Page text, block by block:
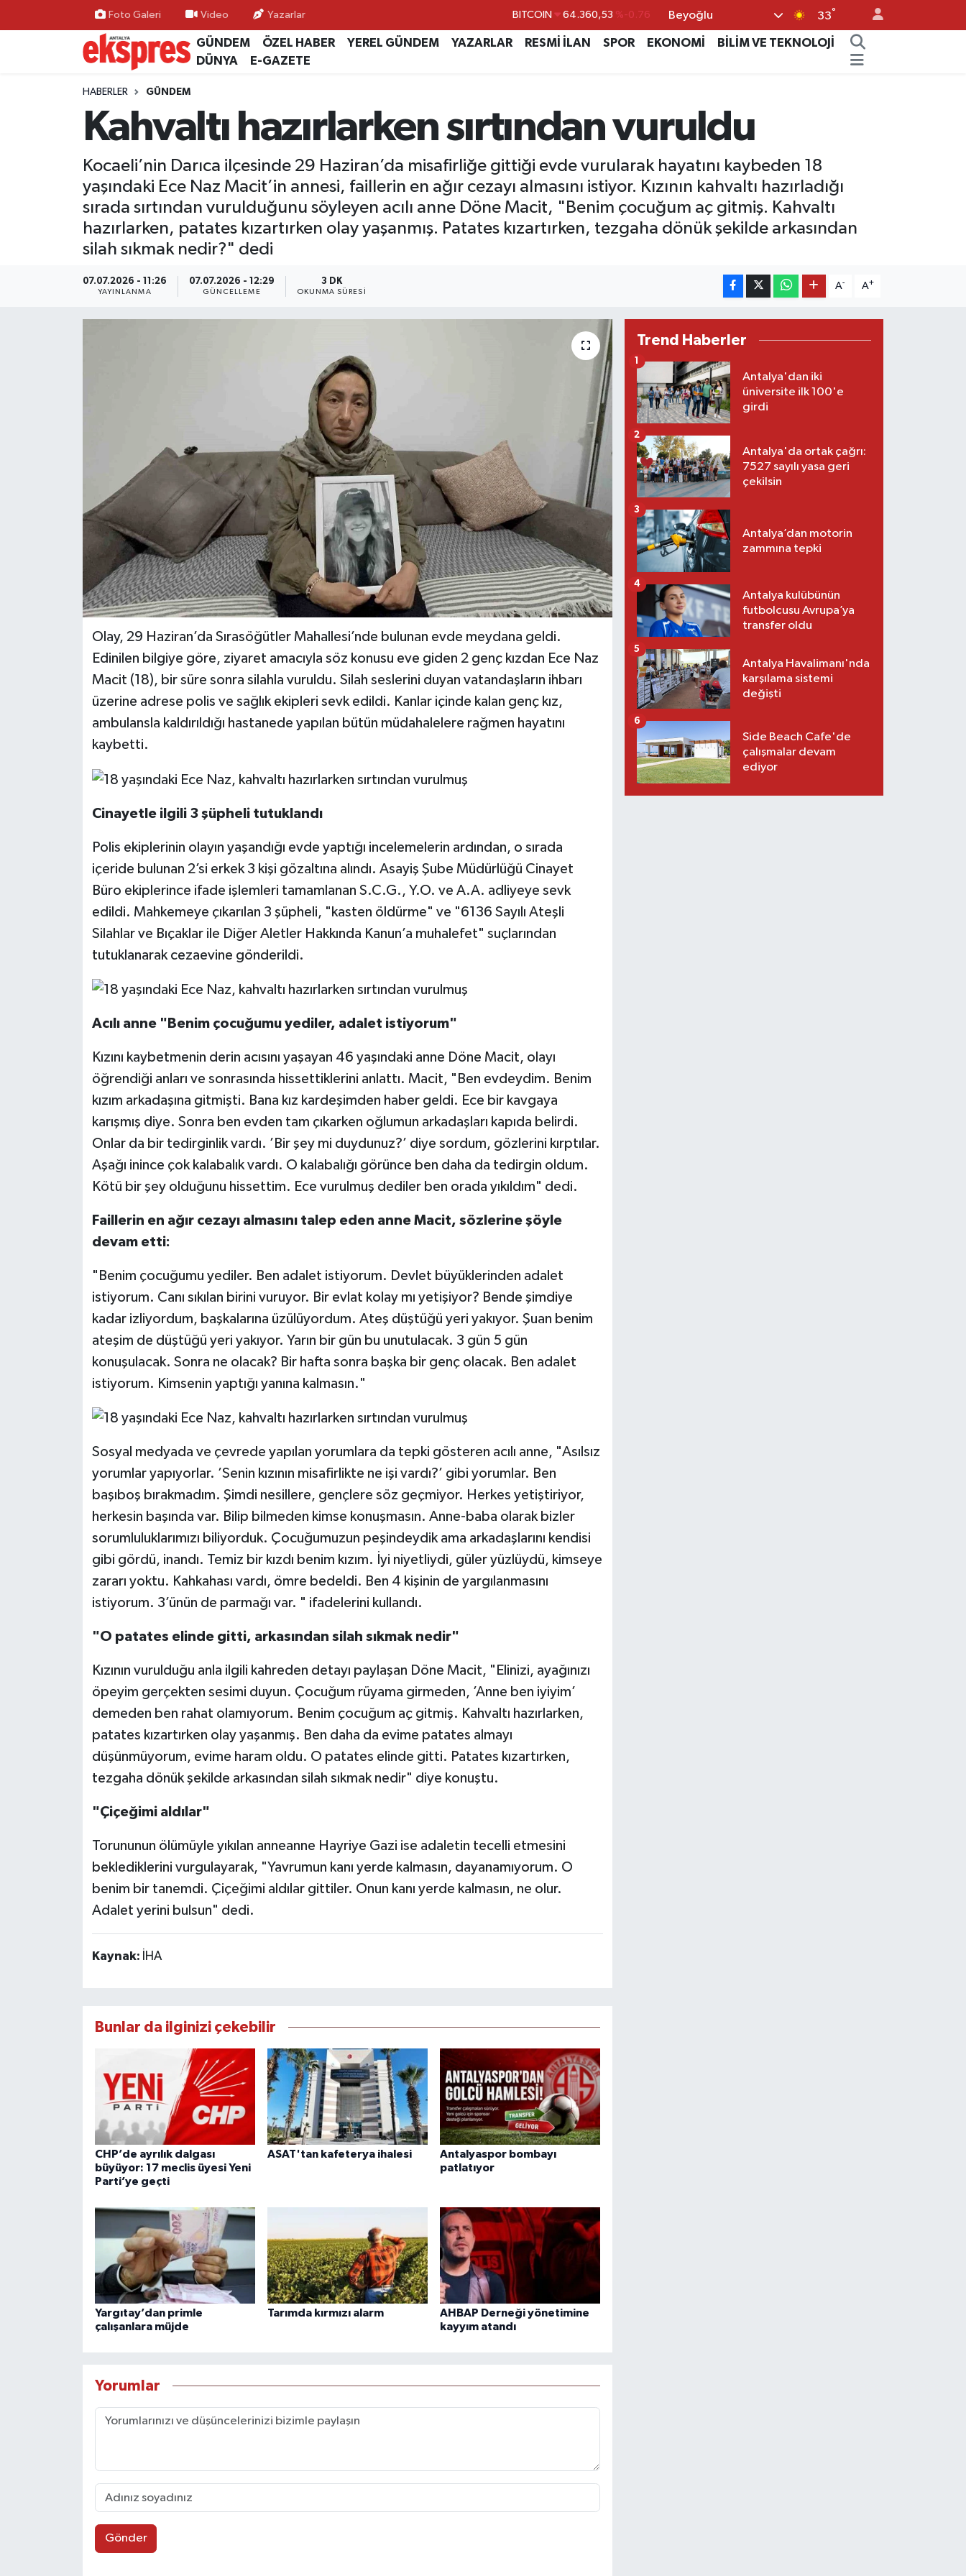
Foto Galeri Video Yazarlar DOLAR 47,7069 %0.17
EURO 55,0265 %0.01
BİST100 13.887 %64
Beyoğlu 33°
GÜNDEM ÖZEL HABER YEREL GÜNDEM YAZARLAR RESMİ İLAN SPOR EKONOMİ
BİLİM VE TEKNOLOJİ
DÜNYA
E-GAZETE
HABERLER GÜNDEM
Kahvaltı hazırlarken sırtından vuruldu
Kocaeli’nin Darıca ilçesinde 29 Haziran’da misafirliğe gittiği evde vurularak hayatını kaybeden 18
yaşındaki Ece Naz Macit’in annesi, faillerin en ağır cezayı almasını istiyor. Kızının kahvaltı hazırladığı
sırada sırtından vurulduğunu söyleyen acılı anne Döne Macit, "Benim çocuğum aç gitmiş. Kahvaltı
hazırlarken, patates kızartırken olay yaşanmış. Patates kızartırken, tezgaha dönük şekilde arkasından
silah sıkmak nedir?" dedi
07.07.2026 - 11:26
YAYINLANMA
07.07.2026 - 12:29
GÜNCELLEME
3 DK
OKUNMA SÜRESI
A- A+
Olay, 29 Haziran’da Sırasöğütler Mahallesi’nde bulunan evde meydana geldi.
Edinilen bilgiye göre, ziyaret amacıyla söz konusu eve giden 2 genç kızdan Ece Naz
Macit (18), bir süre sonra silahla vuruldu. Silah seslerini duyan vatandaşların ihbarı
üzerine adrese polis ve sağlık ekipleri sevk edildi. Kanlar içinde kalan genç kız,
ambulansla kaldırıldığı hastanede yapılan bütün müdahalelere rağmen hayatını
kaybetti.
Cinayetle ilgili 3 şüpheli tutuklandı
Polis ekiplerinin olayın yaşandığı evde yaptığı incelemelerin ardından, o sırada
içeride bulunan 2’si erkek 3 kişi gözaltına alındı. Asayiş Şube Müdürlüğü Cinayet
Büro ekiplerince ifade işlemleri tamamlanan S.C.G., Y.O. ve A.A. adliyeye sevk
edildi. Mahkemeye çıkarılan 3 şüpheli, "kasten öldürme" ve "6136 Sayılı Ateşli
Silahlar ve Bıçaklar ile Diğer Aletler Hakkında Kanun’a muhalefet" suçlarından
tutuklanarak cezaevine gönderildi.
Acılı anne "Benim çocuğumu yediler, adalet istiyorum"
Kızını kaybetmenin derin acısını yaşayan 46 yaşındaki anne Döne Macit, olayı
öğrendiği anları ve sonrasında hissettiklerini anlattı. Macit, "Ben evdeydim. Benim
kızım arkadaşına gitmişti. Bana kız kardeşimden haber geldi. Ece bir kavgaya
karışmış diye. Sonra ben evden tam çıkarken oğlumun arkadaşları kapıda belirdi.
Onlar da bir tedirginlik vardı. ’Bir şey mi duydunuz?’ diye sordum, gözlerini kırptılar.
Aşağı inince çok kalabalık vardı. O kalabalığı görünce ben daha da tedirgin oldum.
Kötü bir şey olduğunu hissettim. Ece vurulmuş dediler ben orada yıkıldım" dedi.
Faillerin en ağır cezayı almasını talep eden anne Macit, sözlerine şöyle
devam etti:
"Benim çocuğumu yediler. Ben adalet istiyorum. Devlet büyüklerinden adalet
istiyorum. Canı sıkılan birini vuruyor. Bir evlat kolay mı yetişiyor? Bende şimdiye
kadar izliyordum, başkalarına üzülüyordum. Ateş düştüğü yeri yakıyor. Şuan benim
ateşim de düştüğü yeri yakıyor. Yarın bir gün bu unutulacak. 3 gün 5 gün
konuşulacak. Sonra ne olacak? Bir hafta sonra başka bir genç olacak. Ben adalet
istiyorum. Kimsenin yaptığı yanına kalmasın."
Sosyal medyada ve çevrede yapılan yorumlara da tepki gösteren acılı anne, "Asılsız
yorumlar yapıyorlar. ’Senin kızının misafirlikte ne işi vardı?’ gibi yorumlar. Ben
başıboş bırakmadım. Şimdi nesillere, gençlere söz geçmiyor. Herkes yetiştiriyor,
herkesin başında var. Bilip bilmeden kimse konuşmasın. Anne-baba olarak bizler
sorumluluklarımızı biliyorduk. Çocuğumuzun peşindeydik ama arkadaşlarını kendisi
gibi gördü, inandı. Temiz bir kızdı benim kızım. İyi niyetliydi, güler yüzlüydü, kimseye
zararı yoktu. Kahkahası vardı, ömre bedeldi. Ben 4 kişinin de yargılanmasını
istiyorum. 3’ünün de parmağı var. " ifadelerini kullandı.
"O patates elinde gitti, arkasından silah sıkmak nedir"
Kızının vurulduğu anla ilgili kahreden detayı paylaşan Döne Macit, "Elinizi, ayağınızı
öpeyim gerçekten sesimi duyun. Çocuğum rüyama girmeden, ’Anne ben iyiyim’
demeden ben rahat olamıyorum. Benim çocuğum aç gitmiş. Kahvaltı hazırlarken,
patates kızartırken olay yaşanmış. Ben daha da evime patates almayı
düşünmüyorum, evime haram oldu. O patates elinde gitti. Patates kızartırken,
tezgaha dönük şekilde arkasından silah sıkmak nedir" diye konuştu.
"Çiçeğimi aldılar"
Torununun ölümüyle yıkılan anneanne Hayriye Gazi ise adaletin tecelli etmesini
beklediklerini vurgulayarak, "Yavrumun kanı yerde kalmasın, dayanamıyorum. O
benim bir tanemdi. Çiçeğimi aldılar gittiler. Onun kanı yerde kalmasın, ne olur.
Adalet yerini bulsun" dedi.
Kaynak: İHA
Bunlar da ilginizi çekebilir
CHP’de ayrılık dalgası
büyüyor: 17 meclis üyesi Yeni
Parti’ye geçti
ASAT'tan kafeterya ihalesi
Antalyaspor bombayı
patlatıyor
Yargıtay’dan primle
çalışanlara müjde
Tarımda kırmızı alarm
AHBAP Derneği yönetimine
kayyım atandı
Yorumlar
Gönder
Trend Haberler
Antalya'dan iki
üniversite ilk 100'e
girdi
1
Antalya'da ortak çağrı:
7527 sayılı yasa geri
çekilsin
2
Antalya’dan motorin
zammına tepki
3
Antalya kulübünün
futbolcusu Avrupa’ya
transfer oldu
4
Antalya Havalimanı'nda
karşılama sistemi
değişti
5
Side Beach Cafe'de
çalışmalar devam
ediyor
6
ÖZEL HABER
GÜNDEM
YEREL GÜNDEM
EKONOMİ
KÜLTÜR - SANAT
SİYASET
VİDEO HABERLER
MAGAZİN
Nöbetçi Eczaneler
Hava Durumu
Trafik Durumu
Süper Lig Puan Durumu ve Fikstür
Tüm Manşetler
Son Dakika Haberleri
Haber Arşivi